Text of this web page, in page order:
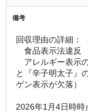
備考
回収理由の詳細：
食品表示法違反
アレルギー表示
と『辛子明太子』
ゲン表示が欠落）
2026年1月4日時時